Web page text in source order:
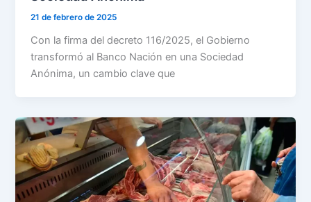
21 de febrero de 2025
Con la firma del decreto 116/2025, el Gobierno
transformó al Banco Nación en una Sociedad
Anónima, un cambio clave que